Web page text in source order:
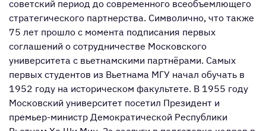
советский период до современного всеобъемлющего
стратегического партнерства. Символично, что также
75 лет прошло с момента подписания первых
соглашений о сотрудничестве Московского
университета с вьетнамскими партнёрами. Самых
первых студентов из Вьетнама МГУ начал обучать в
1952 году на историческом факультете. В 1955 году
Московский университет посетил Президент и
премьер-министр Демократической Республики